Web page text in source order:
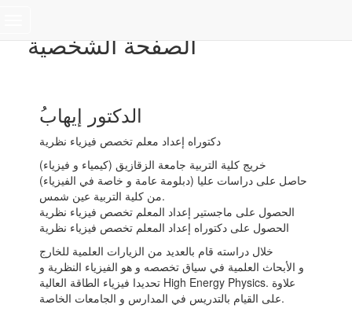
navigation
الصفحة الشخصية
ُالدكتور إيهاب
دكتوراه إعداد معلم تخصص فيزياء نظرية
حاصل على دراسات عليا (دبلومة عامة و خاصة في الفيزياء)
من كلية التربية عين شمس.
الحصول على ماجستير إعداد المعلم تخصص فيزياء نظرية
الحصول على دكتوراه إعداد المعلم تخصص فيزياء نظرية
خلال دراسته قام بالعديد من الزيارات العلمية للخارج
و الأبحاث العلمية في سياق تخصصه و هو الفيزياء النظرية و
تحديدا فيزياء الطاقة العالية High Energy Physics. علاوة
على القيام بالتدريس في المدارس و الجامعات الخاصة.